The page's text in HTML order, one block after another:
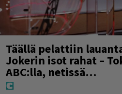
Täällä pelattiin
Jokerin isot rahat –
ABC:lla, netissä…